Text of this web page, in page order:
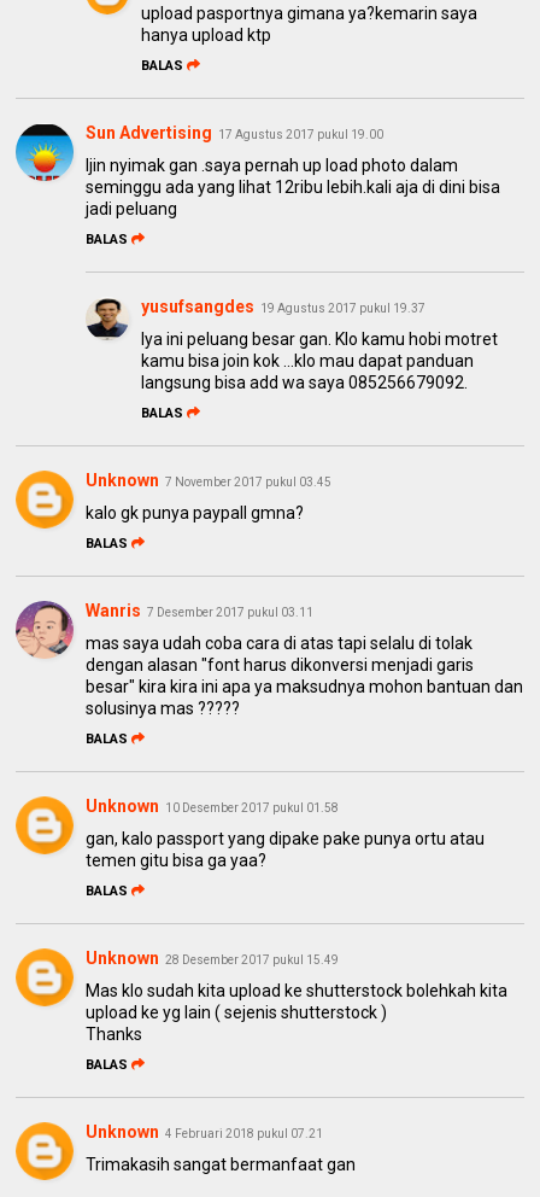
upload pasportnya gimana ya?kemarin saya
hanya upload ktp
BALAS
Sun Advertising 17 Agustus 2017 pukul 19.00
Ijin nyimak gan .saya pernah up load photo dalam
seminggu ada yang lihat 12ribu lebih.kali aja di dini bisa
jadi peluang
BALAS
yusufsangdes 19 Agustus 2017 pukul 19.37
Iya ini peluang besar gan. Klo kamu hobi motret
kamu bisa join kok ...klo mau dapat panduan
langsung bisa add wa saya 085256679092.
BALAS
Unknown 7 November 2017 pukul 03.45
kalo gk punya paypall gmna?
BALAS
Wanris 7 Desember 2017 pukul 03.11
mas saya udah coba cara di atas tapi selalu di tolak
dengan alasan "font harus dikonversi menjadi garis
besar" kira kira ini apa ya maksudnya mohon bantuan dan
solusinya mas ?????
BALAS
Unknown 10 Desember 2017 pukul 01.58
gan, kalo passport yang dipake pake punya ortu atau
temen gitu bisa ga yaa?
BALAS
Unknown 28 Desember 2017 pukul 15.49
Mas klo sudah kita upload ke shutterstock bolehkah kita
upload ke yg lain ( sejenis shutterstock )
Thanks
BALAS
Unknown 4 Februari 2018 pukul 07.21
Trimakasih sangat bermanfaat gan